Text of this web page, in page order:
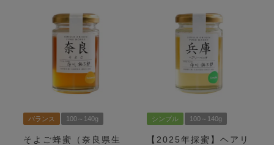
バランス 100～140g
そよご蜂蜜（奈良県生
シンプル 100～140g
【2025年採蜜】ヘアリ